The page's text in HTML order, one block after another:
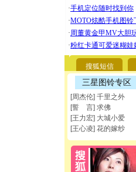
搜狐短信
三星图铃专区
[周杰伦] 千里之外
[誓 言] 求佛
[王力宏] 大城小爱
[王心凌] 花的嫁纱